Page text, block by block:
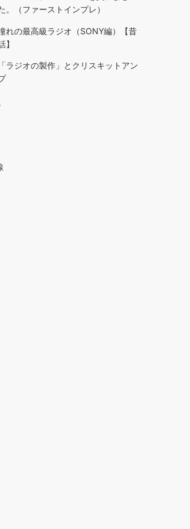
。（ファーストインプレ）
れの最高級ラジオ（SONY編）【昔
】
「ラジオの製作」とクリスキットアン